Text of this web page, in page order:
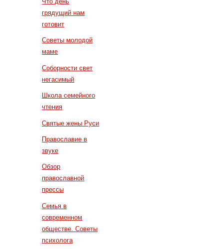
грядущий нам
готовит
Советы молодой
маме
Соборности свет
негасимый
Школа семейного
чтения
Святые жены Руси
Православие в
звуке
Обзор
православной
прессы
Семья в
современном
обществе. Советы
психолога